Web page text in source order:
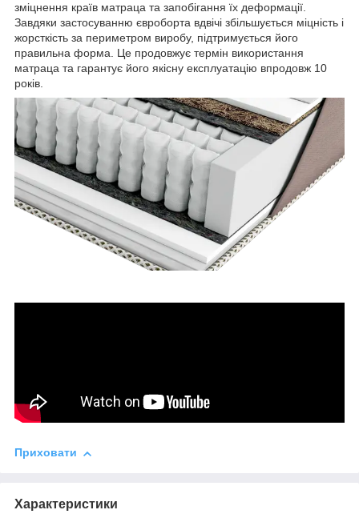
зміцнення країв матраца та запобігання їх деформації.
Завдяки застосуванню євроборта вдвічі збільшується міцність і
жорсткість за периметром виробу, підтримується його
правильна форма. Це продовжує термін використання
матраца та гарантує його якісну експлуатацію впродовж 10
років.
Приховати
Характеристики